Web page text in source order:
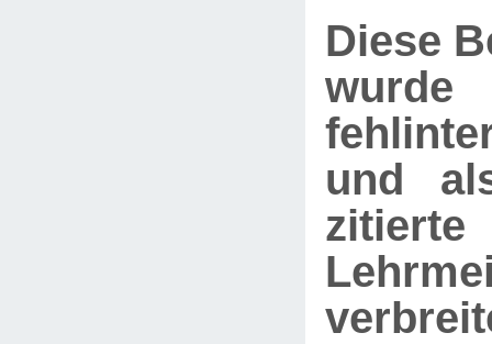
Diese
wurde
und
zitierte